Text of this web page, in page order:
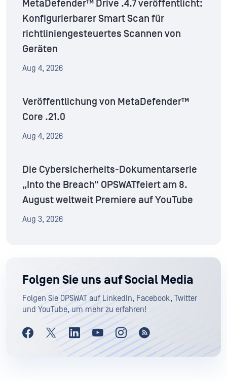
MetaDefender™ Drive .4.7 veröffentlicht:
Konfigurierbarer Smart Scan für
richtliniengesteuertes Scannen von
Geräten
Aug 4, 2026
Veröffentlichung von MetaDefender™
Core .21.0
Aug 4, 2026
Die Cybersicherheits-Dokumentarserie
„Into the Breach“ OPSWATfeiert am 8.
August weltweit Premiere auf YouTube
Aug 3, 2026
Folgen Sie uns auf Social Media
Folgen Sie OPSWAT auf LinkedIn, Facebook, Twitter
und YouTube, um mehr zu erfahren!